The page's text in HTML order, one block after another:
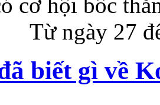
Từ ngày 27
biết gì về